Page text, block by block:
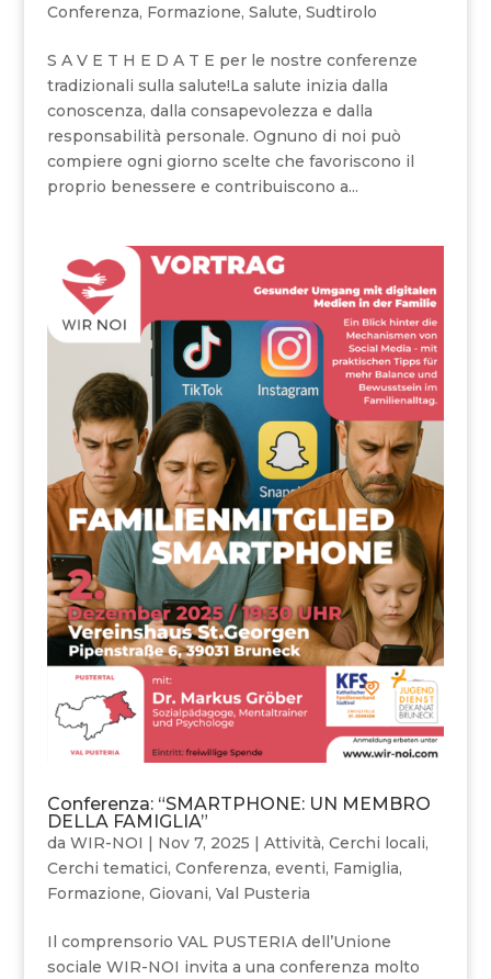
Conferenza, Formazione, Salute, Sudtirolo
S A V E T H E D A T E per le nostre conferenze
tradizionali sulla salute!La salute inizia dalla
conoscenza, dalla consapevolezza e dalla
responsabilità personale. Ognuno di noi può
compiere ogni giorno scelte che favoriscono il
proprio benessere e contribuiscono a...
Conferenza: “SMARTPHONE: UN MEMBRO
DELLA FAMIGLIA”
da WIR-NOI Nov 7, 2025 Attività, Cerchi locali,
Cerchi tematici, Conferenza, eventi, Famiglia,
Formazione, Giovani, Val Pusteria
Il comprensorio VAL PUSTERIA dell’Unione
sociale WIR-NOI invita a una conferenza molto